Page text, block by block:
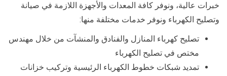
خبرات عالية، ونوفر كافة المعدات والأجهزة اللازمة في صيانة
وتصليح الكهرباء ونوفر خدمات مختلفة منها:
تصليح كهرباء المنازل والفنادق والمنشآت من خلال مهندس
مختص في تصليح الكهرباء
تمديد شبكات خطوط الكهرباء الرئيسية وتركيب خزانات